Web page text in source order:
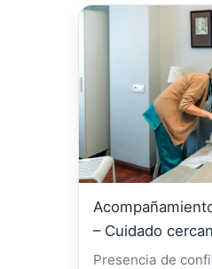
– Cuidado
Presencia de